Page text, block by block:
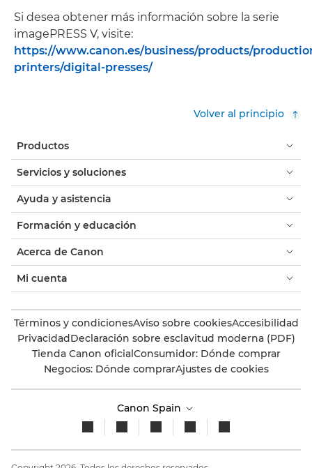
Si desea obtener más información sobre la serie
imagePRESS V, visite:
https://www.canon.es/business/products/
printers/digital-presses/
Volver al principio
Productos
Servicios y soluciones
Ayuda y asistencia
Formación y educación
Acerca de Canon
Mi cuenta
Términos y condicionesAviso sobre cookiesAccesibilidad
PrivacidadDeclaración sobre esclavitud moderna (PDF)
Tienda Canon oficialConsumidor: Dónde comprar
Negocios: Dónde comprarAjustes de cookies
Canon Spain